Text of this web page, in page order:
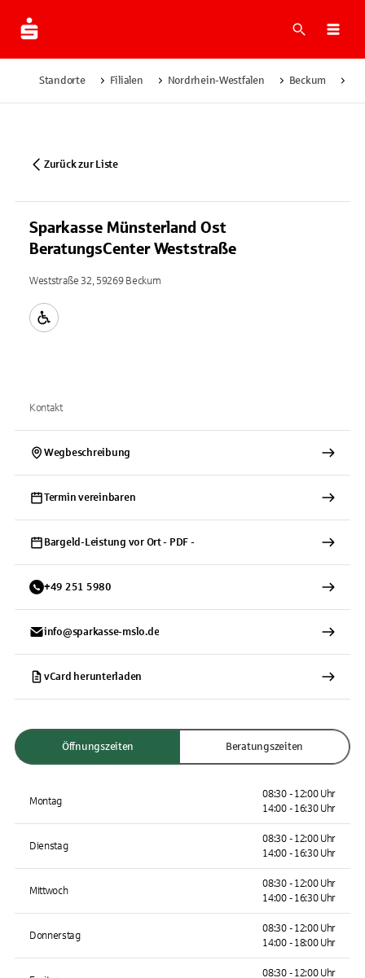
Suche
Standorte Filialen Nordrhein-Westfalen Beckum
Zurück zur Liste
Sparkasse Münsterland Ost
BeratungsCenter Weststraße
Weststraße 32, 59269 Beckum
Kontakt
Wegbeschreibung
Termin vereinbaren
Bargeld-Leistung vor Ort - PDF -
+49 251 5980
info@sparkasse-mslo.de
vCard herunterladen
Öffnungszeiten Beratungszeiten
Montag
08:30 - 12:00 Uhr
14:00 - 16:30 Uhr
Dienstag
08:30 - 12:00 Uhr
14:00 - 16:30 Uhr
Mittwoch
08:30 - 12:00 Uhr
14:00 - 16:30 Uhr
Donnerstag
08:30 - 12:00 Uhr
14:00 - 18:00 Uhr
08:30 - 12:00 Uhr